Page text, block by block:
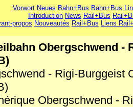
Vorwort Neues Bahn+Bus Bahn+Bus
Introduction News Rail+Bus
propos Nouveautés Rail+Bus Liens
Obergschwend -
- Rigi-Burggeist
Obergschwend -